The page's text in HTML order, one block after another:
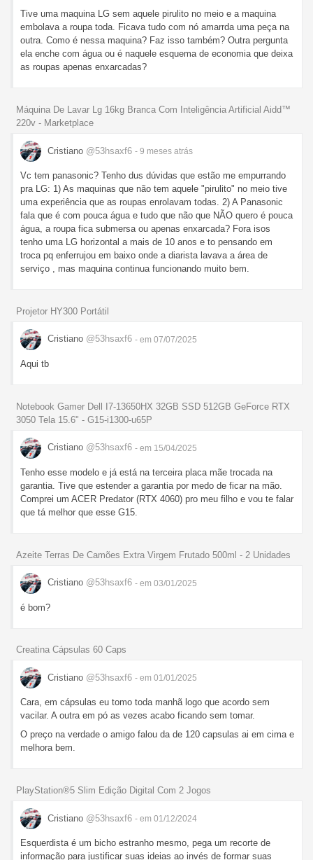
Tive uma maquina LG sem aquele pirulito no meio e a maquina
embolava a roupa toda. Ficava tudo com nó amarrda uma peça na
outra. Como é nessa maquina? Faz isso também? Outra pergunta
ela enche com água ou é naquele esquema de economia que deixa
as roupas apenas enxarcadas?
Máquina De Lavar Lg 16kg Branca Com Inteligência Artificial Aidd™
220v - Marketplace
Cristiano @53hsaxf6 - 9 meses atrás
Vc tem panasonic? Tenho dus dúvidas que estão me empurrando
pra LG: 1) As maquinas que não tem aquele "pirulito" no meio tive
uma experiência que as roupas enrolavam todas. 2) A Panasonic
fala que é com pouca água e tudo que não que NÃO quero é pouca
água, a roupa fica submersa ou apenas enxarcada? Fora isos
tenho uma LG horizontal a mais de 10 anos e to pensando em
troca pq enferrujou em baixo onde a diarista lavava a área de
serviço , mas maquina continua funcionando muito bem.
Projetor HY300 Portátil
Cristiano @53hsaxf6 - em 07/07/2025
Aqui tb
Notebook Gamer Dell I7-13650HX 32GB SSD 512GB GeForce RTX
3050 Tela 15.6" - G15-i1300-u65P
Cristiano @53hsaxf6 - em 15/04/2025
Tenho esse modelo e já está na terceira placa mãe trocada na
garantia. Tive que estender a garantia por medo de ficar na mão.
Comprei um ACER Predator (RTX 4060) pro meu filho e vou te falar
que tá melhor que esse G15.
Azeite Terras De Camões Extra Virgem Frutado 500ml - 2 Unidades
Cristiano @53hsaxf6 - em 03/01/2025
é bom?
Creatina Cápsulas 60 Caps
Cristiano @53hsaxf6 - em 01/01/2025
Cara, em cápsulas eu tomo toda manhã logo que acordo sem
vacilar. A outra em pó as vezes acabo ficando sem tomar.
O preço na verdade o amigo falou da de 120 capsulas ai em cima e
melhora bem.
PlayStation®5 Slim Edição Digital Com 2 Jogos
Cristiano @53hsaxf6 - em 01/12/2024
Esquerdista é um bicho estranho mesmo, pega um recorte de
informação para justificar suas ideias ao invés de formar suas